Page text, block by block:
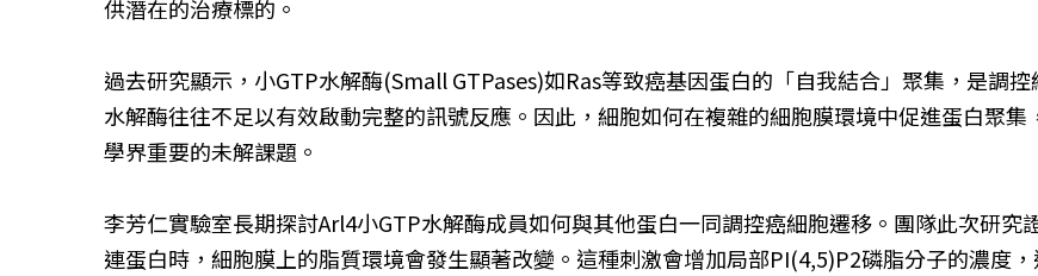
供潛在的治療標的。
過去研究顯示，小GTP水解酶(Small GTPases)如Ras等致癌基因蛋白的「自我結合」聚集，是調
水解酶往往不足以有效啟動完整的訊號反應。因此，細胞如何在複雜的細胞膜環境中促進蛋白聚
學界重要的未解課題。
李芳仁實驗室長期探討Arl4小GTP水解酶成員如何與其他蛋白一同調控癌細胞遷移。團隊此次研
連蛋白時，細胞膜上的脂質環境會發生顯著改變。這種刺激會增加局部PI(4,5)P2磷脂分子的濃度